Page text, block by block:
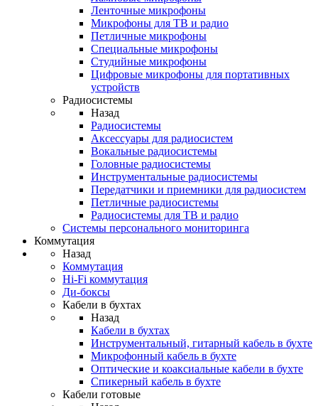
Ленточные микрофоны
Микрофоны для ТВ и радио
Петличные микрофоны
Специальные микрофоны
Студийные микрофоны
Цифровые микрофоны для портативных
устройств
Радиосистемы
Назад
Радиосистемы
Аксессуары для радиосистем
Вокальные радиосистемы
Головные радиосистемы
Инструментальные радиосистемы
Передатчики и приемники для радиосистем
Петличные радиосистемы
Радиосистемы для ТВ и радио
Системы персонального мониторинга
Коммутация
Назад
Коммутация
Hi-Fi коммутация
Ди-боксы
Кабели в бухтах
Назад
Кабели в бухтах
Инструментальный, гитарный кабель в бухте
Микрофонный кабель в бухте
Оптические и коаксиальные кабели в бухте
Спикерный кабель в бухте
Кабели готовые